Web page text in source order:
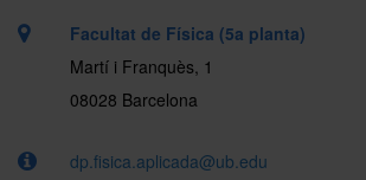
Facultat de Física (5a planta)
Martí i Franquès, 1
08028 Barcelona
dp.fisica.aplicada@ub.edu